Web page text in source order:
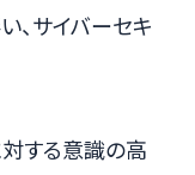
、サイバーセキ
する意識の高